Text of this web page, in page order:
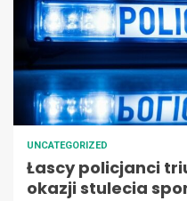
UNCATEGORIZED
Łascy policjanci
okazji stulecia